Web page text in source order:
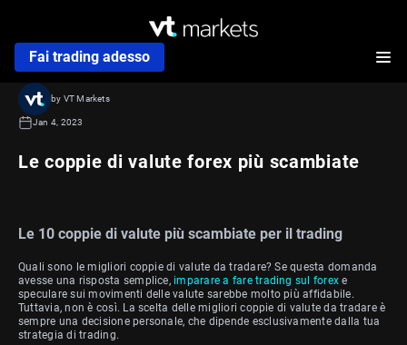
Fai trading adesso
Le coppie di valute forex più scambiate
by VT Markets
Jan 4, 2023
Le 10 coppie di valute più scambiate per il trading
Quali sono le migliori coppie di valute da tradare? Se questa domanda
avesse una risposta semplice, imparare a fare trading sul forex e
speculare sui movimenti delle valute sarebbe molto più affidabile.
Tuttavia, non è così. La scelta delle migliori coppie di valute da tradare è
sempre una decisione personale, che dipende esclusivamente dalla tua
strategia di trading.